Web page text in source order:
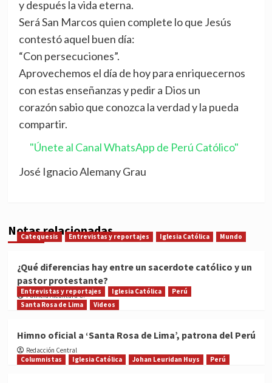
y después la vida eterna.
Será San Marcos quien complete lo que Jesús
contestó aquel buen día:
“Con persecuciones”.
Aprovechemos el día de hoy para enriquecernos
con estas enseñanzas y pedir a Dios un
corazón sabio que conozca la verdad y la pueda
compartir.
"Únete al Canal WhatsApp de Perú Católico"
José Ignacio Alemany Grau
Notas relacionadas
Catequesis Entrevistas y reportajes Iglesia Católica Mundo
¿Qué diferencias hay entre un sacerdote católico y un
pastor protestante?
Patricia Alcántara C.
Entrevistas y reportajes Iglesia Católica
Perú
Santa Rosa de Lima
Videos
Himno oficial a ‘Santa Rosa de Lima’, patrona del Perú
Redacción Central
Columnistas
Iglesia Católica Johan Leuridan Huys Perú